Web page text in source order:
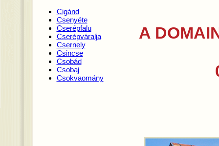
Cigánd
Csenyéte
Cserépfalu
Cserépváralja
Csernely
Csincse
Csobád
Csobaj
Csokvaomány
A